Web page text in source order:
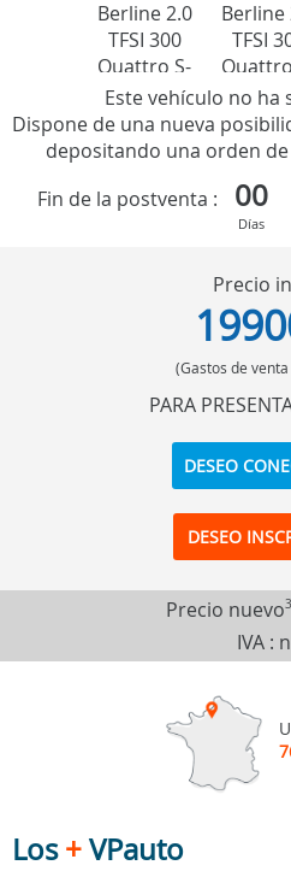
Este vehículo no ha
Dispone de una nueva
depositando una orden
Fin de la postventa :
00
Días
Precio
(Gastos de
PARA
DESEO
DESEO
Precio nuevo3
IVA :
Los+VPauto